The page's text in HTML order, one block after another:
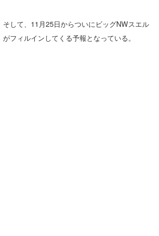
そして、11月25日からついにビッグNWスエル
がフィルインしてくる予報となっている。